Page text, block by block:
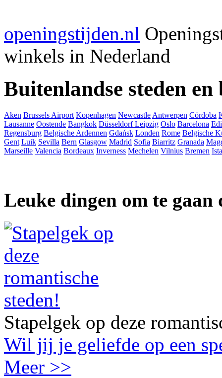
openingstijden.nl
winkels in Nederland
Buitenlandse steden en
Aken Brussels Airport Kopenhagen Newcastle Antwerpen Córdoba
Lausanne Oostende Bangkok DüsseldorfLeipzig Oslo Barcelona
Regensburg Belgische Ardennen Gdańsk Londen Rome Belgische
Gent Luik Sevilla Bern Glasgow Madrid Sofia Biarritz Granada
Marseille Valencia Bordeaux Inverness Mechelen Vilnius Bremen
Leuke dingen om te gaan
Stapelgek op deze
Wil jij je geliefde op een
Meer >>